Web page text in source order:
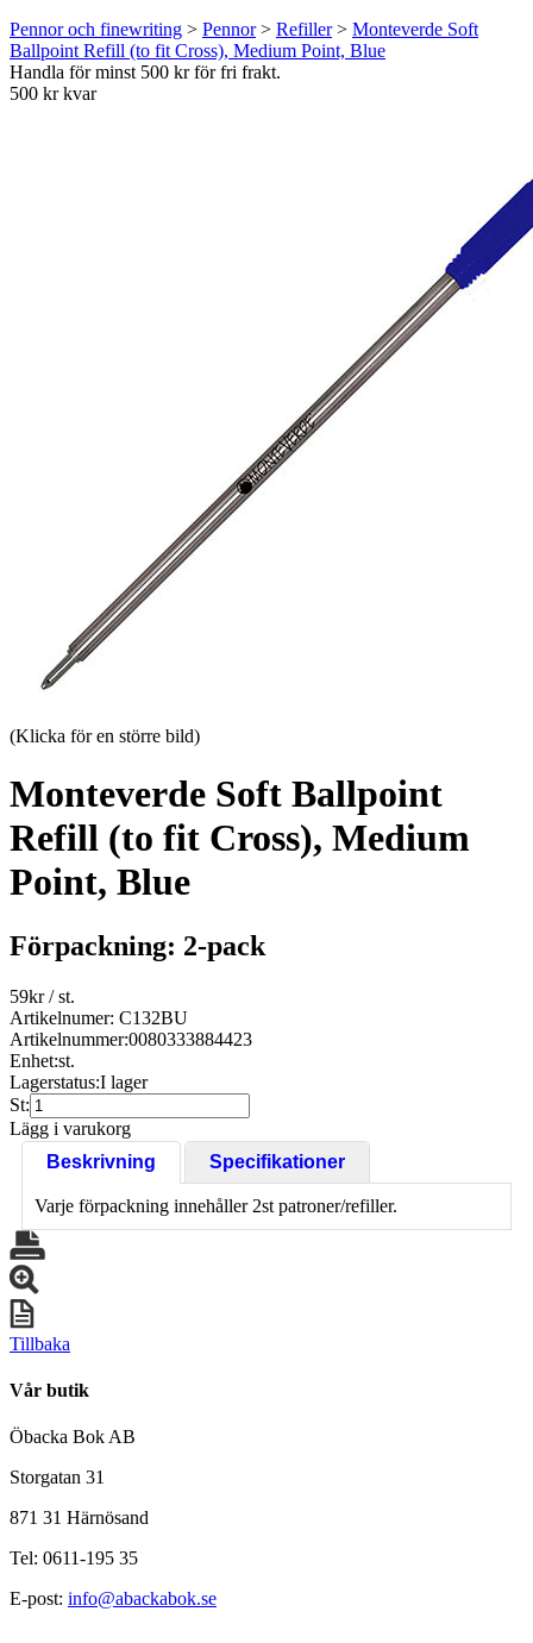
Pennor och finewriting > Pennor> Refiller> Monteverde Soft
Ballpoint Refill (to fit Cross), Medium Point, Blue
Handla för minst 500 kr för fri frakt.
500 kr kvar
(Klicka för en större bild)
Monteverde Soft Ballpoint
Refill (to fit Cross), Medium
Point, Blue
Förpackning: 2-pack
59kr/ st.
Artikelnumer: C132BU
Artikelnummer:0080333884423
Enhet:st.
Lagerstatus:I lager
St:
Lägg i varukorg
Beskrivning
Specifikationer
Varje förpackning innehåller 2st patroner/refiller.
Tillbaka
Vår butik
Öbacka Bok AB
Storgatan 31
871 31 Härnösand
Tel: 0611-195 35
E-post: info@abackabok.se